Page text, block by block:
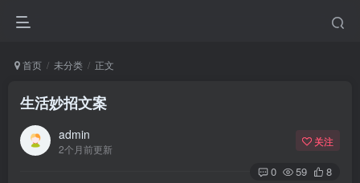
首页 未分类 正文
生活妙招文案
admin
2个月前更新
关注
0 59 8